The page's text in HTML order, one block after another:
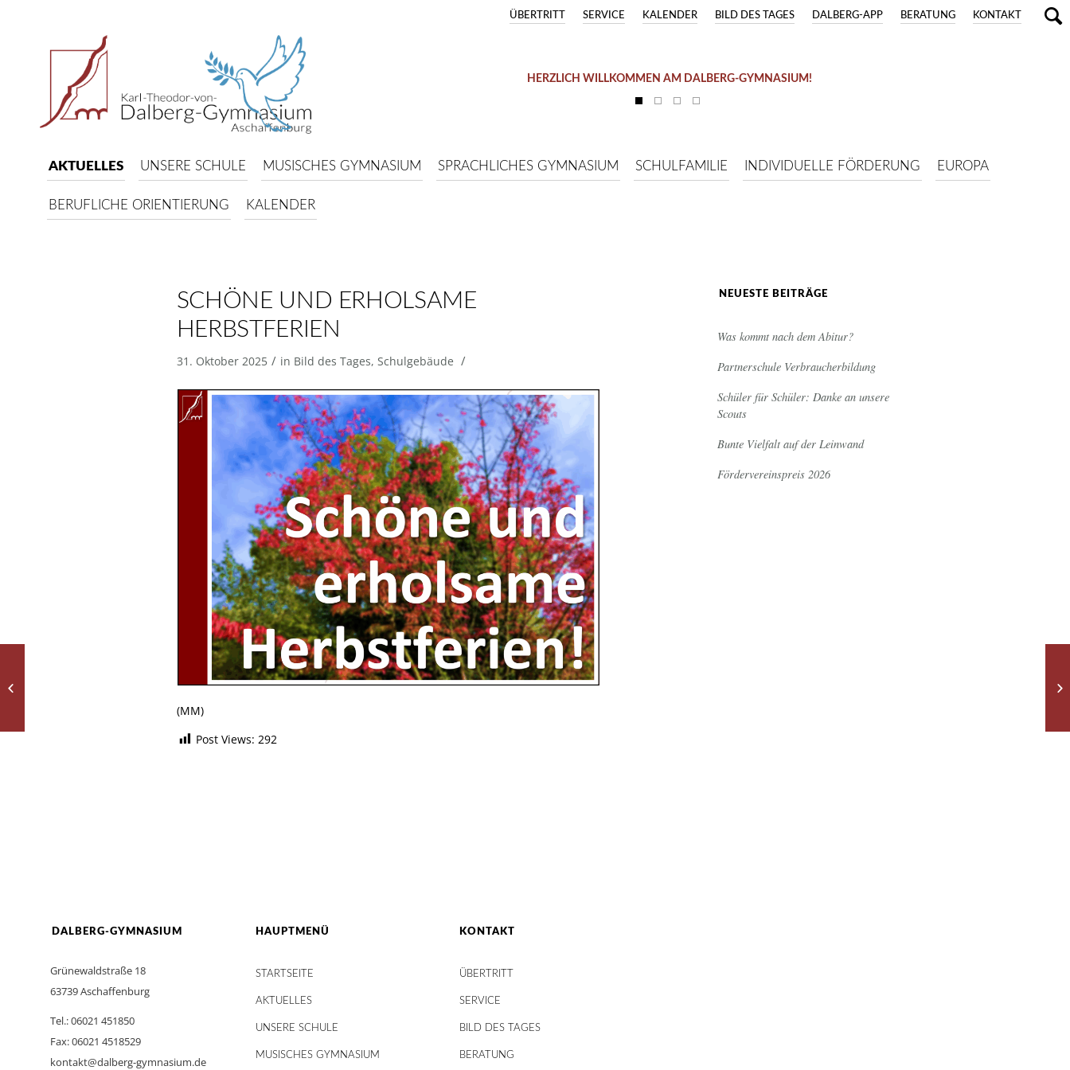
KONTAKT
BERATUNG
DALBERG-APP
BILD DES TAGES
KALENDER
SERVICE
ÜBERTRITT
HERZLICH WILLKOMMEN AM DALBERG-GYMNASIUM!
AKTUELLES UNSERE SCHULE MUSISCHES GYMNASIUM SPRACHLICHES GYMNASIUM SCHULFAMILIE INDIVIDUELLE FÖRDERUNG EUROPA
BERUFLICHE ORIENTIERUNG KALENDER
SCHÖNE UND ERHOLSAME
HERBSTFERIEN
31. Oktober 2025 / in Bild des Tages, Schulgebäude /
(MM)
Post Views: 292
NEUESTE BEITRÄGE
Was kommt nach dem Abitur?
Partnerschule Verbraucherbildung
Schüler für Schüler: Danke an unsere
Scouts
Bunte Vielfalt auf der Leinwand
Fördervereinspreis 2026
DALBERG-GYMNASIUM
Grünewaldstraße 18
63739 Aschaffenburg
Tel.: 06021 451850
Fax: 06021 4518529
kontakt@dalberg-gymnasium.de
HAUPTMENÜ
STARTSEITE
AKTUELLES
UNSERE SCHULE
MUSISCHES GYMNASIUM
KONTAKT
ÜBERTRITT
SERVICE
BILD DES TAGES
BERATUNG